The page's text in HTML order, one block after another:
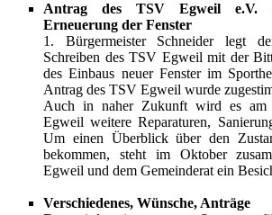
Antrag des TSV Egweil e.V.
Erneuerung der Fenster
1. Bürgermeister Schneider legt
Schreiben des TSV Egweil mit der
des Einbaus neuer Fenster im
Antrag des TSV Egweil wurde
Auch in naher Zukunft wird es am
Egweil weitere Reparaturen,
Um einen Überblick über den
bekommen, steht im Oktober
Egweil und dem Gemeinderat ein
Verschiedenes, Wünsche, Anträge